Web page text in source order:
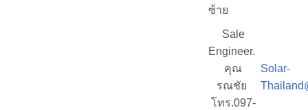
ซ้าย
Sale
Engineer.
คุณ
รณชัย
โทร.097-
Solar-